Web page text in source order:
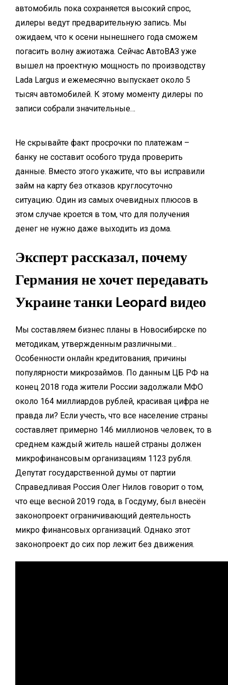
автомобиль пока сохраняется высокий спрос,
дилеры ведут предварительную запись. Мы
ожидаем, что к осени нынешнего года сможем
погасить волну ажиотажа. Сейчас АвтоВАЗ уже
вышел на проектную мощность по производству
Lada Largus и ежемесячно выпускает около 5
тысяч автомобилей. К этому моменту дилеры по
записи собрали значительные…
Не скрывайте факт просрочки по платежам –
банку не составит особого труда проверить
данные. Вместо этого укажите, что вы исправили
займ на карту без отказов круглосуточно
ситуацию. Один из самых очевидных плюсов в
этом случае кроется в том, что для получения
денег не нужно даже выходить из дома.
Эксперт рассказал, почему
Германия не хочет передавать
Украине танки Leopard видео
Мы составляем бизнес планы в Новосибирске по
методикам, утвержденным различными…
Особенности онлайн кредитования, причины
популярности микрозаймов. По данным ЦБ РФ на
конец 2018 года жители России задолжали МФО
около 164 миллиардов рублей, красивая цифра не
правда ли? Если учесть, что все население страны
составляет примерно 146 миллионов человек, то в
среднем каждый житель нашей страны должен
микрофинансовым организациям 1123 рубля.
Депутат государственной думы от партии
Справедливая Россия Олег Нилов говорит о том,
что еще весной 2019 года, в Госдуму, был внесён
законопроект ограничивающий деятельность
микро финансовых организаций. Однако этот
законопроект до сих пор лежит без движения.